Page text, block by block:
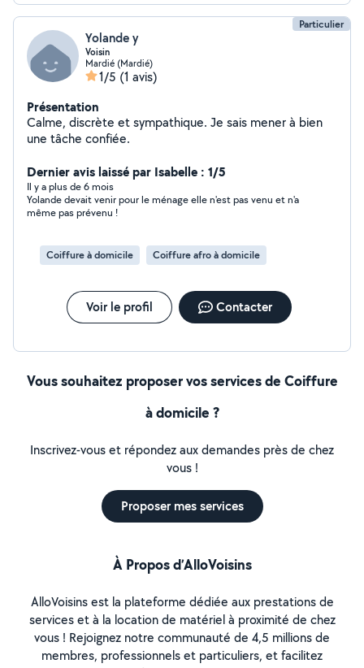
Particulier
Yolande y
Voisin
Mardié (Mardié)
1/5 (1 avis)
Présentation
Calme, discrète et sympathique. Je sais mener à bien
une tâche confiée.
Dernier avis laissé par Isabelle : 1/5
Il y a plus de 6 mois
Yolande devait venir pour le ménage elle n'est pas venu et n'a
même pas prévenu !
Coiffure à domicile Coiffure afro à domicile
Voir le profil Contacter
Vous souhaitez proposer vos services de Coiffure
à domicile ?
Inscrivez-vous et répondez aux demandes près de chez
vous !
Proposer mes services
À Propos d’AlloVoisins
AlloVoisins est la plateforme dédiée aux prestations de
services et à la location de matériel à proximité de chez
vous ! Rejoignez notre communauté de 4,5 millions de
membres, professionnels et particuliers, et facilitez